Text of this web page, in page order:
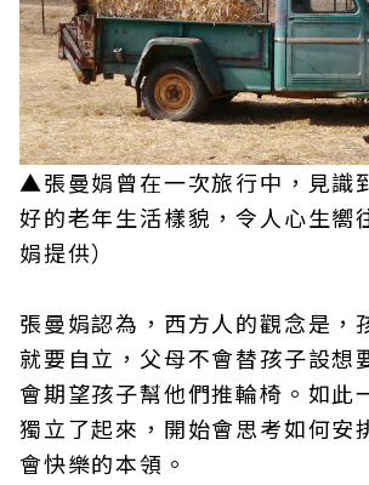
▲張曼娟曾在一次旅行中，見識
好的老年生活樣貌，令人心生嚮
娟提供）
張曼娟認為，西方人的觀念是，
就要自立，父母不會替孩子設想
會期望孩子幫他們推輪椅。如此
獨立了起來，開始會思考如何安
會快樂的本領。